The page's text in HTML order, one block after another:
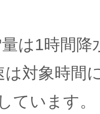
は1時間降
は対象時間
ています。